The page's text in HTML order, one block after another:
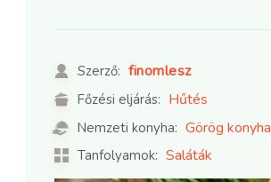
Szerző: finomlesz
Főzési eljárás: Hűtés
Nemzeti konyha: Görög konyha
Tanfolyamok: Saláták